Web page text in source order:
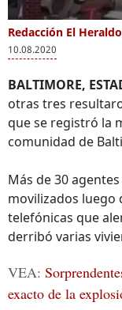
Redacción El Heraldo
10.08.2020
BALTIMORE,
otras tres
que se registró la
comunidad de
Más de 30
movilizados luego
telefónicas que
derribó varias
VEA:
exacto de la